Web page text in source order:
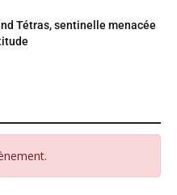
Tétras, sentinelle menacée